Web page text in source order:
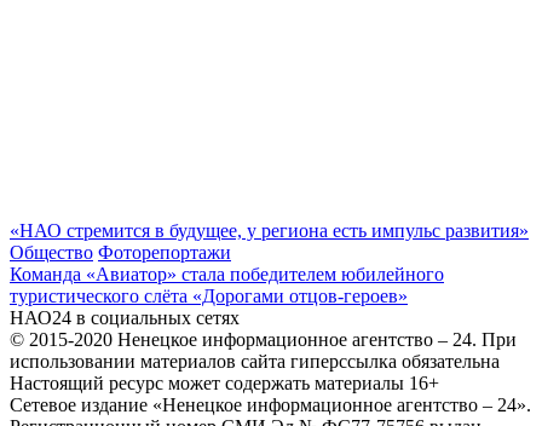
«НАО стремится в будущее, у региона есть импульс развития»
Общество Фоторепортажи
Команда «Авиатор» стала победителем юбилейного
туристического слёта «Дорогами отцов‑героев»
НАО24 в социальных сетях
© 2015-2020 Ненецкое информационное агентство – 24. При
использовании материалов сайта гиперссылка обязательна
Настоящий ресурс может содержать материалы 16+
Сетевое издание «Ненецкое информационное агентство – 24».